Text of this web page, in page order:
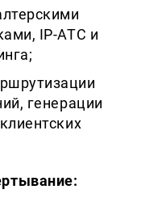
IP-АТС и
генерации